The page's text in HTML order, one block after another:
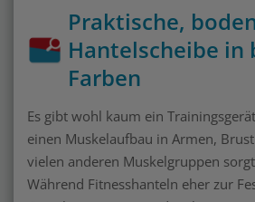
Praktische,
Hantelscheibe in
Farben
Es gibt wohl kaum ein
einen Muskelaufbau in Armen,
vielen anderen Muskelgruppen
Während Fitnesshanteln eher zur